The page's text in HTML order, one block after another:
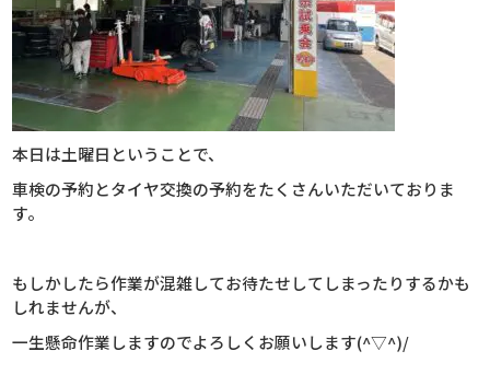
本日は土曜日ということで、
車検の予約とタイヤ交換の予約をたくさんいただいておりま
す。
もしかしたら作業が混雑してお待たせしてしまったりするかも
しれませんが、
一生懸命作業しますのでよろしくお願いします(^▽^)/